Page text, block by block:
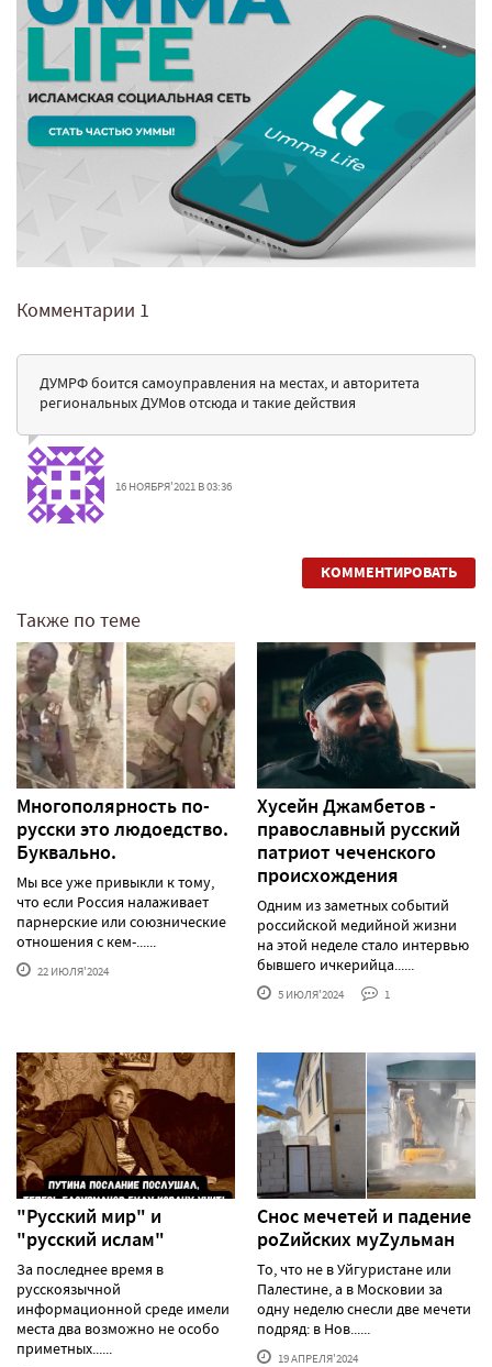
Комментарии 1
ДУМРФ боится самоуправления на местах, и авторитета
региональных ДУМов отсюда и такие действия
16 НОЯБРЯ'2021 В 03:36
КОММЕНТИРОВАТЬ
Также по теме
Многополярность по-
русски это людоедство.
Буквально.
Мы все уже привыкли к тому,
что если Россия налаживает
парнерские или союзнические
отношения с кем-......
22 ИЮЛЯ'2024
Хусейн Джамбетов -
православный русский
патриот чеченского
происхождения
Одним из заметных событий
российской медийной жизни
на этой неделе стало интервью
бывшего ичкерийца......
5 ИЮЛЯ'2024 1
"Русский мир" и
"русский ислам"
За последнее время в
русскоязычной
информационной среде имели
места два возможно не особо
приметных......
Снос мечетей и падение
роZийских муZульман
То, что не в Уйгуристане или
Палестине, а в Московии за
одну неделю снесли две мечети
подряд: в Нов......
19 АПРЕЛЯ'2024